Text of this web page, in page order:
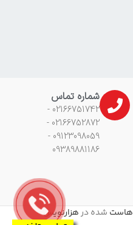
شماره تماس
02166751742 -
02166752872 -
09123098059 -
09389881186
هاست شده درهزارنویس